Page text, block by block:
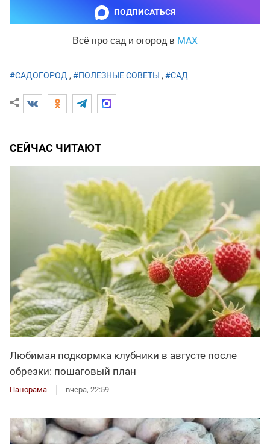
ПОДПИСАТЬСЯ
Всё про сад и огород в MAX
#САДОГОРОД , #ПОЛЕЗНЫЕ СОВЕТЫ , #САД
СЕЙЧАС ЧИТАЮТ
Любимая подкормка клубники в августе после
обрезки: пошаговый план
Панорама вчера, 22:59